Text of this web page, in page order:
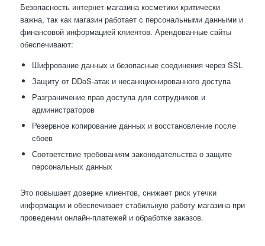
Безопасность интернет-магазина косметики критически
важна, так как магазин работает с персональными данными и
финансовой информацией клиентов. Арендованные сайты
обеспечивают:
Шифрование данных и безопасные соединения через SSL
Защиту от DDoS-атак и несанкционированного доступа
Разграничение прав доступа для сотрудников и
администраторов
Резервное копирование данных и восстановление после
сбоев
Соответствие требованиям законодательства о защите
персональных данных
Это повышает доверие клиентов, снижает риск утечки
информации и обеспечивает стабильную работу магазина при
проведении онлайн-платежей и обработке заказов.